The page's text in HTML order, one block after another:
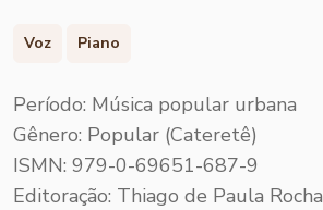
Voz Piano
Período: Música popular urbana
Gênero: Popular (Cateretê)
ISMN: 979-0-69651-687-9
Editoração: Thiago de Paula Rocha